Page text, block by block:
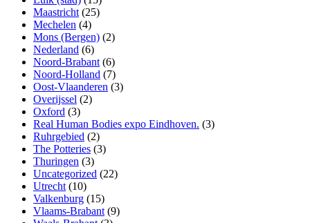
Maastricht (25)
Mechelen (4)
Mons (Bergen) (2)
Nederland (6)
Noord-Brabant (6)
Noord-Holland (7)
Oost-Vlaanderen (3)
Overijssel (2)
Oxford (3)
Real Human Bodies expo Eindhoven. (3)
Ruhrgebied (2)
The Potteries (3)
Thuringen (3)
Uncategorized (22)
Utrecht (10)
Valkenburg (15)
Vlaams-Brabant (9)